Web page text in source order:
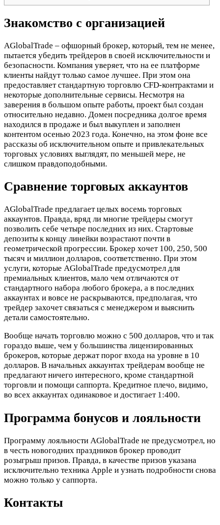
Знакомство с организацией
AGlobalTrade – офшорный брокер, который, тем не менее,
пытается убедить трейдеров в своей исключительности и
безопасности. Компания уверяет, что на ее платформе
клиенты найдут только самое лучшее. При этом она
предоставляет стандартную торговлю CFD-контрактами и
некоторые дополнительные сервисы. Несмотря на
заверения в большом опыте работы, проект был создан
относительно недавно. Домен посредника долгое время
находился в продаже и был выкуплен и заполнен
контентом осенью 2023 года. Конечно, на этом фоне все
рассказы об исключительном опыте и привлекательных
торговых условиях выглядят, по меньшей мере, не
слишком правдоподобными.
Сравнение торговых аккаунтов
AGlobalTrade предлагает целых восемь торговых
аккаунтов. Правда, вряд ли многие трейдеры смогут
позволить себе четыре последних из них. Стартовые
депозиты к концу линейки возрастают почти в
геометрической прогрессии. Брокер хочет 100, 250, 500
тысяч и миллион долларов, соответственно. При этом
услуги, которые AGlobalTrade предусмотрел для
премиальных клиентов, мало чем отличаются от
стандартного набора любого брокера, а в последних
аккаунтах и вовсе не раскрываются, предполагая, что
трейдер захочет связаться с менеджером и выяснить
детали самостоятельно.
Вообще начать торговлю можно с 500 долларов, что и так
гораздо выше, чем у большинства лицензированных
брокеров, которые держат порог входа на уровне в 10
долларов. В начальных аккаунтах трейдерам вообще не
предлагают ничего интересного, кроме стандартной
торговли и помощи саппорта. Кредитное плечо, видимо,
во всех аккаунтах одинаковое и достигает 1:400.
Программа бонусов и лояльности
Программу лояльности AGlobalTrade не предусмотрел, но
в честь новогодних праздников брокер проводит
розыгрыш призов. Правда, в качестве призов указана
исключительно техника Apple и узнать подробности снова
можно только у саппорта.
Контакты